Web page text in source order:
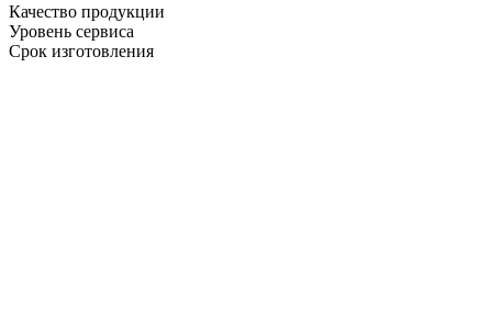
Качество продукции
Уровень сервиса
Срок изготовления